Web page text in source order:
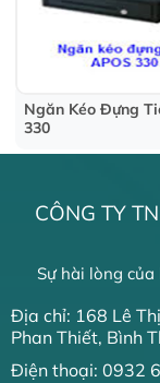
Ngăn Kéo Đựng
330
CÔNG TY
Sự hài lòng
Địa chỉ: 168 Lê
Phan Thiết, Bình
Điện thoại: 0932